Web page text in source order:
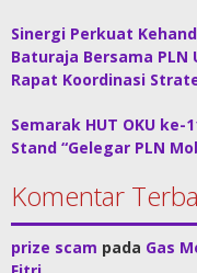
Sinergi Perkuat
Baturaja Bersama PLN
Rapat Koordinasi
Semarak HUT OKU ke-
Stand “Gelegar PLN
Komentar
prize scam pada Gas